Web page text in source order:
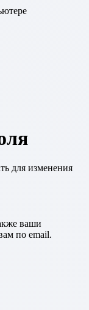
для изменения
ваши
по email.